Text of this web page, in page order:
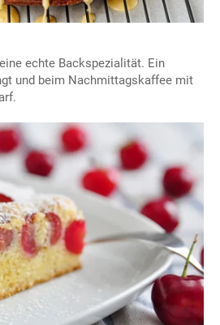
echte Backspezialität. Ein
und beim Nachmittagskaffee mit